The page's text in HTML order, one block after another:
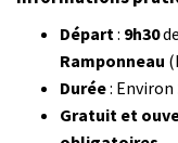
Départ : 9h30
Ramponneau
Durée: Environ
Gratuit et